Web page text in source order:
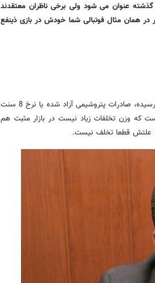
عنوان می شود ولی برخی ناظران معتقدند
همان مثال فوتبالی شما خودش در بازی ذینفع
خیلی کم. اگر به فرض اعلام شود که نرخ ارز به زیر 3 هزار تومان رسیده، صادرات پتروشیمی آزاد شده یا نرخ 8 سنت
وزن تخلفات زیاد نیست در بازار مثبت هم